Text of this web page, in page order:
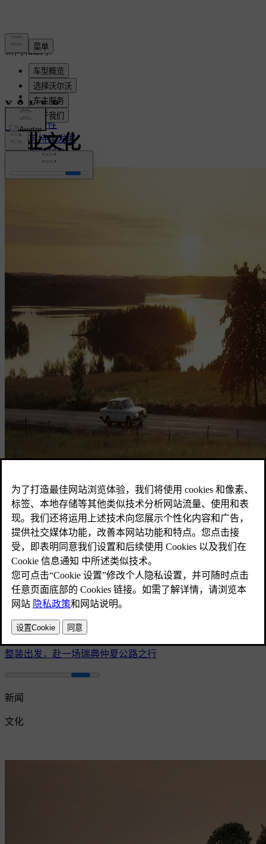
新闻和故事
最新
电气化
安全性
可持续发展
创新科技
企业文化
整装出发，赴一场瑞典仲夏公路之行
新闻
文化